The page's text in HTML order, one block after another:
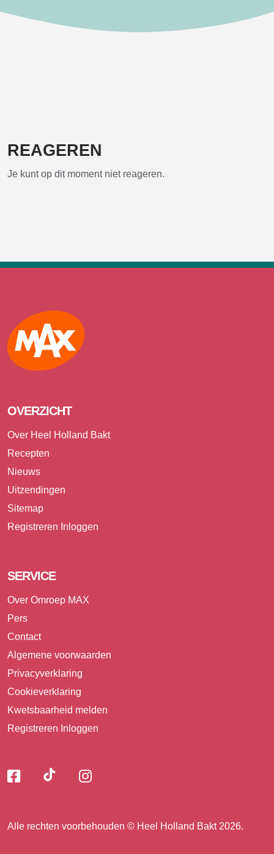
REAGEREN
Je kunt op dit moment niet reageren.
Max
OVERZICHT
Over Heel Holland Bakt
Recepten
Nieuws
Uitzendingen
Sitemap
Registreren Inloggen
SERVICE
Over Omroep MAX
Pers
Contact
Algemene voorwaarden
Privacyverklaring
Cookieverklaring
Kwetsbaarheid melden
Registreren Inloggen
Volg
ons
Volg
Volg
Alle rechten voorbehouden © Heel Holland Bakt 2026.